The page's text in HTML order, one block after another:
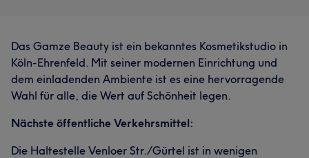
Das Gamze Beauty ist ein bekanntes Kosmetikstudio in
Köln-Ehrenfeld. Mit seiner modernen Einrichtung und
dem einladenden Ambiente ist es eine hervorragende
Wahl für alle, die Wert auf Schönheit legen.
Nächste öffentliche Verkehrsmittel:
Die Haltestelle Venloer Str./Gürtel ist in wenigen